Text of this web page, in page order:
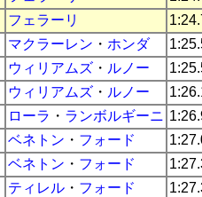
フェラーリ
マクラーレン ・ ホンダ
ウィリアムズ ・ ルノー
ウィリアムズ ・ ルノー
ローラ ・ ランボルギーニ
ベネトン ・ フォード
ベネトン ・ フォード
ティレル ・ フォード